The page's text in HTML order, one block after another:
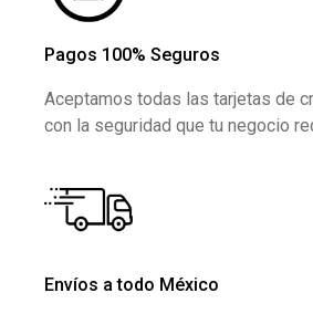
Pagos 100% Seguros
Aceptamos todas las tarjetas de
con la seguridad que tu negocio
Envíos a todo México